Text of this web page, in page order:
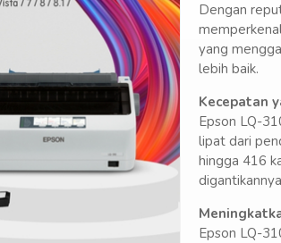
Dengan
yang
lebih baik.
Kecepatan
Epson LQ-
lipat dari
hingga 416
Epson LQ-